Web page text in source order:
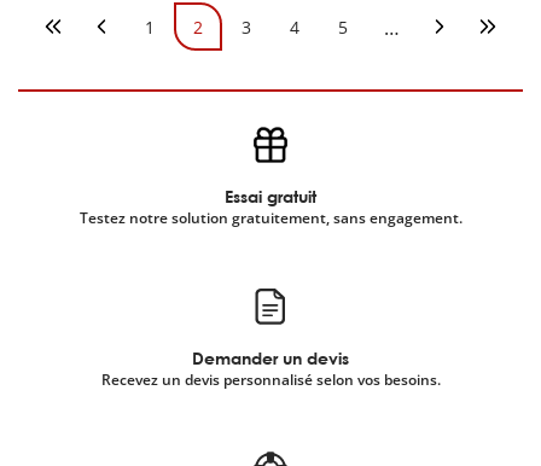
Pagination
Première page
Page précédente
Page
1 Page courante
2 Page
3 Page
4 Page
5 … Page
Essai gratuit
Testez notre solution gratuitement, sans engagement.
Demander un devis
Recevez un devis personnalisé selon vos besoins.